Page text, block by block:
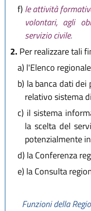
f) le attività
volontari, agli
servizio civile.
2. Per realizzare tali
a) l'Elenco
b) la banca dati
relativo sistema
c) il sistema
la scelta del
potenzialmente
d) la Conferenza
e) la Consulta
Funzioni della